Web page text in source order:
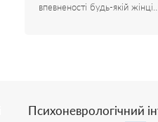
впевненості будь-якій жінці…
Психоневрологічний